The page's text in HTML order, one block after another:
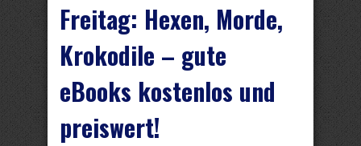
Freitag: Hexen, Morde,
Krokodile – gute
eBooks kostenlos und
preiswert!